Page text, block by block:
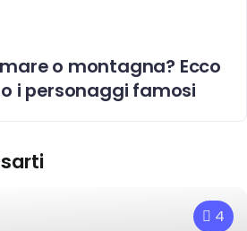
o montagna? Ecco
i personaggi famosi
4